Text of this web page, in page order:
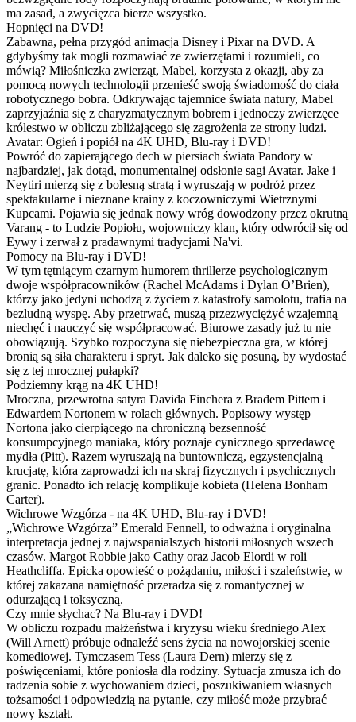
ma zasad, a zwycięzca bierze wszystko.
Hopnięci na DVD!
Zabawna, pełna przygód animacja Disney i Pixar na DVD. A
gdybyśmy tak mogli rozmawiać ze zwierzętami i rozumieli, co
mówią? Miłośniczka zwierząt, Mabel, korzysta z okazji, aby za
pomocą nowych technologii przenieść swoją świadomość do ciała
robotycznego bobra. Odkrywając tajemnice świata natury, Mabel
zaprzyjaźnia się z charyzmatycznym bobrem i jednoczy zwierzęce
królestwo w obliczu zbliżającego się zagrożenia ze strony ludzi.
Avatar: Ogień i popiół na 4K UHD, Blu-ray i DVD!
Powróć do zapierającego dech w piersiach świata Pandory w
najbardziej, jak dotąd, monumentalnej odsłonie sagi Avatar. Jake i
Neytiri mierzą się z bolesną stratą i wyruszają w podróż przez
spektakularne i nieznane krainy z koczowniczymi Wietrznymi
Kupcami. Pojawia się jednak nowy wróg dowodzony przez okrutną
Varang - to Ludzie Popiołu, wojowniczy klan, który odwrócił się od
Eywy i zerwał z pradawnymi tradycjami Na'vi.
Pomocy na Blu-ray i DVD!
W tym tętniącym czarnym humorem thrillerze psychologicznym
dwoje współpracowników (Rachel McAdams i Dylan O’Brien),
którzy jako jedyni uchodzą z życiem z katastrofy samolotu, trafia na
bezludną wyspę. Aby przetrwać, muszą przezwyciężyć wzajemną
niechęć i nauczyć się współpracować. Biurowe zasady już tu nie
obowiązują. Szybko rozpoczyna się niebezpieczna gra, w której
bronią są siła charakteru i spryt. Jak daleko się posuną, by wydostać
się z tej mrocznej pułapki?
Podziemny krąg na 4K UHD!
Mroczna, przewrotna satyra Davida Finchera z Bradem Pittem i
Edwardem Nortonem w rolach głównych. Popisowy występ
Nortona jako cierpiącego na chroniczną bezsenność
konsumpcyjnego maniaka, który poznaje cynicznego sprzedawcę
mydła (Pitt). Razem wyruszają na buntowniczą, egzystencjalną
krucjatę, która zaprowadzi ich na skraj fizycznych i psychicznych
granic. Ponadto ich relację komplikuje kobieta (Helena Bonham
Carter).
Wichrowe Wzgórza - na 4K UHD, Blu-ray i DVD!
„Wichrowe Wzgórza” Emerald Fennell, to odważna i oryginalna
interpretacja jednej z najwspanialszych historii miłosnych wszech
czasów. Margot Robbie jako Cathy oraz Jacob Elordi w roli
Heathcliffa. Epicka opowieść o pożądaniu, miłości i szaleństwie, w
której zakazana namiętność przeradza się z romantycznej w
odurzającą i toksyczną.
Czy mnie słychac? Na Blu-ray i DVD!
W obliczu rozpadu małżeństwa i kryzysu wieku średniego Alex
(Will Arnett) próbuje odnaleźć sens życia na nowojorskiej scenie
komediowej. Tymczasem Tess (Laura Dern) mierzy się z
poświęceniami, które poniosła dla rodziny. Sytuacja zmusza ich do
radzenia sobie z wychowaniem dzieci, poszukiwaniem własnych
tożsamości i odpowiedzią na pytanie, czy miłość może przybrać
nowy kształt.